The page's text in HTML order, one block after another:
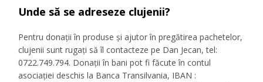
Unde să se adreseze clujenii?
Pentru donații în produse și ajutor în pregătirea pachetelor,
clujenii sunt rugați să îl contacteze pe Dan Jecan, tel:
0722.749.794. Donații în bani pot fi făcute în contul
asociației deschis la Banca Transilvania, IBAN :